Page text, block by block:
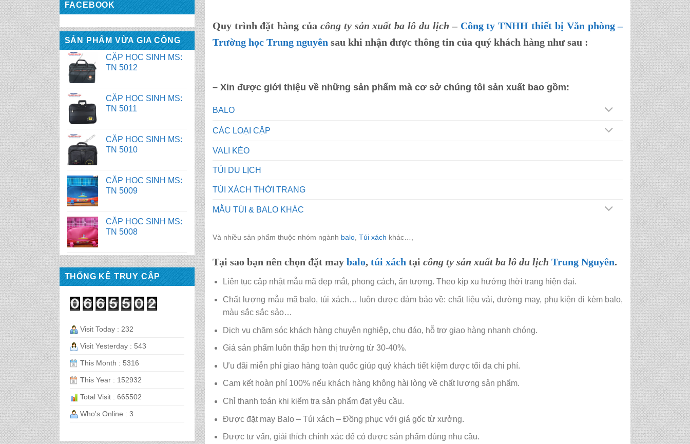
FACEBOOK
SẢN PHẨM VỪA GIA CÔNG
CẶP HỌC SINH MS:
TN 5012
CẶP HỌC SINH MS:
TN 5011
CẶP HỌC SINH MS:
TN 5010
CẶP HỌC SINH MS:
TN 5009
CẶP HỌC SINH MS:
TN 5008
CẶP HỌC SINH MS:
TN 5007
BALO HỌC SINH MS:
TN 2058
BALO HỌC SINH MS:
TN 2056
BALO HỌC SINH MS:
BALO HỌC SINH MS:
TN 2069
THỐNG KÊ TRUY CẬP
Visit Today : 232
Visit Yesterday : 543
This Month : 5316
This Year : 152932
Total Visit : 665502
Who's Online : 3
Quy trình đặt hàng của công ty sản xuất ba lô du lịch – Công ty TNHH thiết bị Văn phòng –
Trường học Trung nguyên sau khi nhận được thông tin của quý khách hàng như sau :
– Xin được giới thiệu về những sản phẩm mà cơ sở chúng tôi sản xuất bao gồm:
BALO
CÁC LOẠI CẶP
VALI KÉO
TÚI DU LỊCH
TÚI XÁCH THỜI TRANG
MẪU TÚI & BALO KHÁC
Và nhiều sản phẩm thuộc nhóm ngành balo, Túi xách khác…,
Tại sao bạn nên chọn đặt may balo, túi xách tại công ty sản xuất ba lô du lịch Trung Nguyên.
Liên tục cập nhật mẫu mã đẹp mắt, phong cách, ấn tượng. Theo kịp xu hướng thời trang hiện đại.
Chất lượng mẫu mã balo, túi xách… luôn được đảm bảo về: chất liệu vải, đường may, phụ kiện đi kèm balo,
màu sắc sắc sảo…
Dịch vụ chăm sóc khách hàng chuyên nghiệp, chu đáo, hỗ trợ giao hàng nhanh chóng.
Giá sản phẩm luôn thấp hơn thị trường từ 30-40%.
Ưu đãi miễn phí giao hàng toàn quốc giúp quý khách tiết kiệm được tối đa chi phí.
Cam kết hoàn phí 100% nếu khách hàng không hài lòng về chất lượng sản phẩm.
Chỉ thanh toán khi kiểm tra sản phẩm đạt yêu cầu.
Được đặt may Balo – Túi xách – Đồng phục với giá gốc từ xưởng.
Được tư vấn, giải thích chính xác để có được sản phẩm đúng nhu cầu.